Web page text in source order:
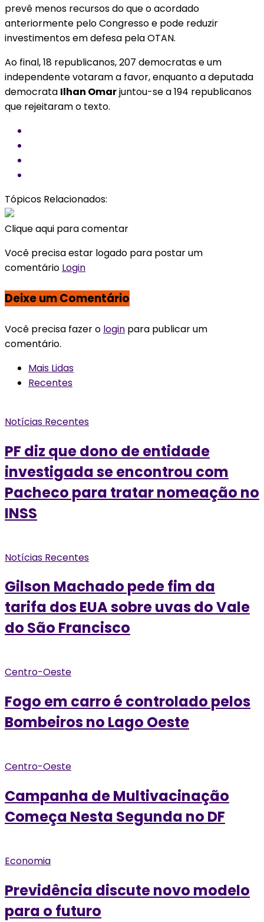
prevê menos recursos do que o acordado
anteriormente pelo Congresso e pode reduzir
investimentos em defesa pela OTAN.
Ao final, 18 republicanos, 207 democratas e um
independente votaram a favor, enquanto a deputada
democrata Ilhan Omarjuntou-se a 194 republicanos
que rejeitaram o texto.
Tópicos Relacionados:
Clique aqui para comentar
Você precisa estar logado para postar um
comentário Login
Deixe um Comentário
Você precisa fazer o login para publicar um
comentário.
Mais Lidas
Recentes
Notícias Recentes
PF diz que dono de entidade
investigada se encontrou com
Pacheco para tratar nomeação no
INSS
Notícias Recentes
Gilson Machado pede fim da
tarifa dos EUA sobre uvas do Vale
do São Francisco
Centro-Oeste
Fogo em carro é controlado pelos
Bombeiros no Lago Oeste
Centro-Oeste
Campanha de Multivacinação
Começa Nesta Segunda no DF
Economia
Previdência discute novo modelo
para o futuro